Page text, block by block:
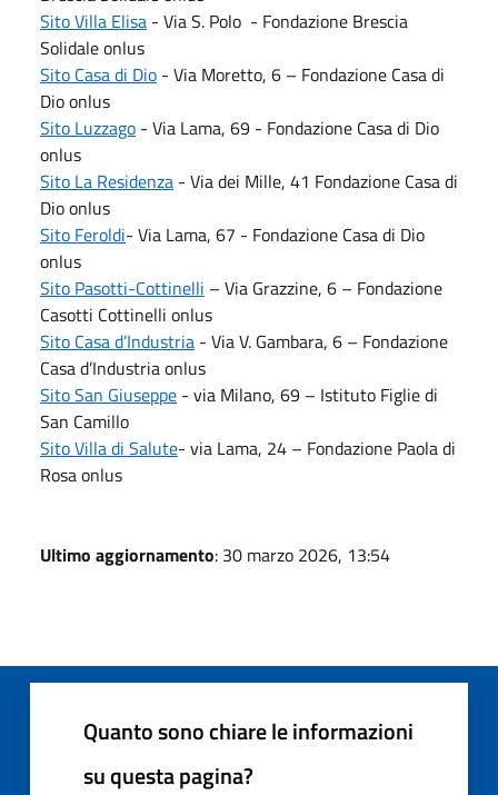
Sito Villa Elisa - Via S. Polo - Fondazione Brescia
Solidale onlus
Sito Casa di Dio - Via Moretto, 6 – Fondazione Casa di
Dio onlus
Sito Luzzago - Via Lama, 69 - Fondazione Casa di Dio
onlus
Sito La Residenza - Via dei Mille, 41 Fondazione Casa di
Dio onlus
Sito Feroldi​- Via Lama, 67 - Fondazione Casa di Dio
onlus
Sito Pasotti-Cottinelli – Via Grazzine, 6 – Fondazione
Casotti Cottinelli onlus
Sito Casa d’Industria - Via V. Gambara, 6 – Fondazione
Casa d’Industria onlus
Sito San Giuseppe - via Milano, 69 – Istituto Figlie di
San Camillo
Sito Villa di Salute​- via Lama, 24 – Fondazione Paola di
Rosa onlus
Ultimo aggiornamento: 30 marzo 2026, 13:54
Quanto sono chiare le informazioni
su questa pagina?